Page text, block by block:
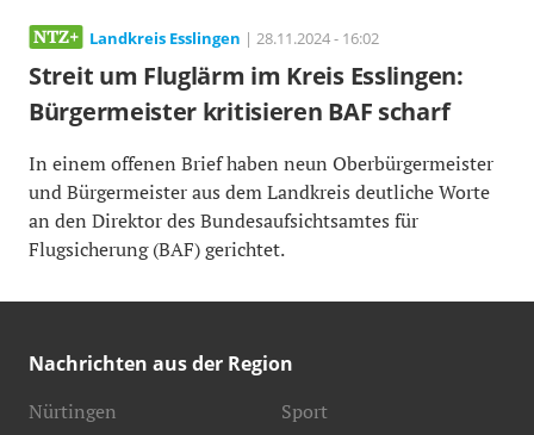
Landkreis Esslingen | 28.11.2024 - 16:02
Streit um Fluglärm im Kreis Esslingen:
Bürgermeister kritisieren BAF scharf
In einem offenen Brief haben neun Oberbürgermeister
und Bürgermeister aus dem Landkreis deutliche Worte
an den Direktor des Bundesaufsichtsamtes für
Flugsicherung (BAF) gerichtet.
Nachrichten aus der Region
Nürtingen
Sport